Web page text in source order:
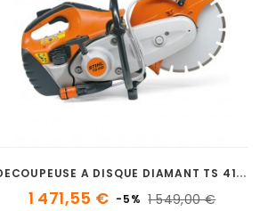
D
ECOUPEUSE A DISQUE DIAMANT TS 410 STIHL
1 471,55 € -5% 1 549,00 €